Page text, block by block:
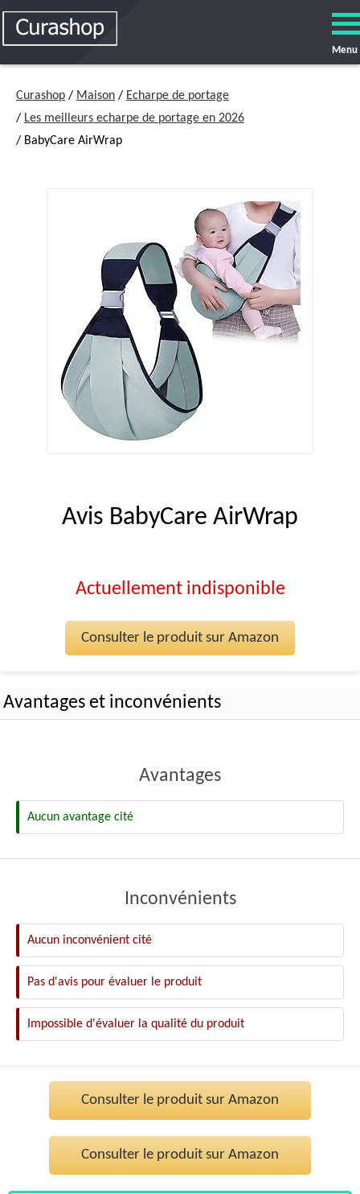
Menu
Curashop / Maison / Echarpe de portage
/ Les meilleurs echarpe de portage en 2026
/ BabyCare AirWrap
Avis BabyCare AirWrap
Actuellement indisponible
Consulter le produit sur Amazon
Avantages et inconvénients
Avantages
Aucun avantage cité
Inconvénients
Aucun inconvénient cité
Pas d'avis pour évaluer le produit
Impossible d'évaluer la qualité du produit
Consulter le produit sur Amazon
Consulter le produit sur Amazon